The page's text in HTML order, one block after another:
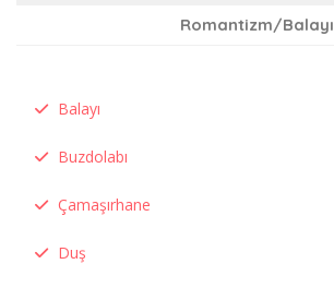
Romantizm/Balayı
Balayı
Buzdolabı
Çamaşırhane
Duş